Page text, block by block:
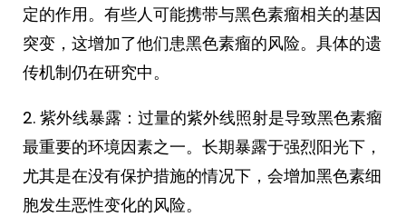
定的作用。有些人可能携带与黑色素瘤相关的基因
突变，这增加了他们患黑色素瘤的风险。具体的遗
传机制仍在研究中。
2. 紫外线暴露：过量的紫外线照射是导致黑色素瘤
最重要的环境因素之一。长期暴露于强烈阳光下，
尤其是在没有保护措施的情况下，会增加黑色素细
胞发生恶性变化的风险。